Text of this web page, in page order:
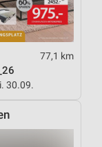
77,1 km
30.09.
oder
von